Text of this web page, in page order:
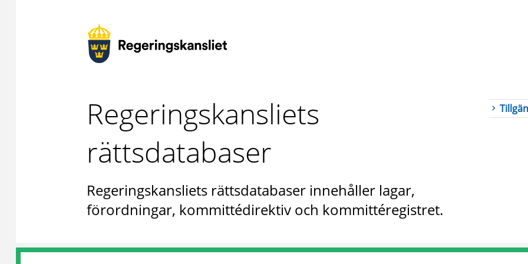
Regeringskansliets
rättsdatabaser
Regeringskansliets rättsdatabaser innehåller lagar,
förordningar, kommittédirektiv och kommittéregistret.